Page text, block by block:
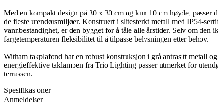
Med en kompakt design på 30 x 30 cm og kun 10 cm høyde, passer
de fleste utendørsmiljøer. Konstruert i slitesterkt metall med IP54-
vannbestandighet, er den bygget for å tåle alle årstider. Selv om den
fargetemperaturen fleksibilitet til å tilpasse belysningen etter behov.
Witham takplafond har en robust konstruksjon i grå antrasitt metall
energieffektive taklampen fra Trio Lighting passer utmerket for
terrassen.
Spesifikasjoner
Anmeldelser